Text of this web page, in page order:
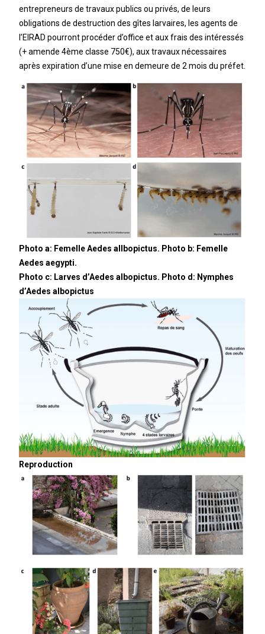
entrepreneurs de travaux publics ou privés, de leurs
obligations de destruction des gîtes larvaires, les agents de
l’EIRAD pourront procéder d’office et aux frais des intéressés
(+ amende 4ème classe 750€), aux travaux nécessaires
après expiration d’une mise en demeure de 2 mois du préfet.
Photo a: Femelle Aedes allbopictus. Photo b: Femelle
Aedes aegypti.
Photo c: Larves d’Aedes albopictus. Photo d: Nymphes
d’Aedes albopictus
Reproduction